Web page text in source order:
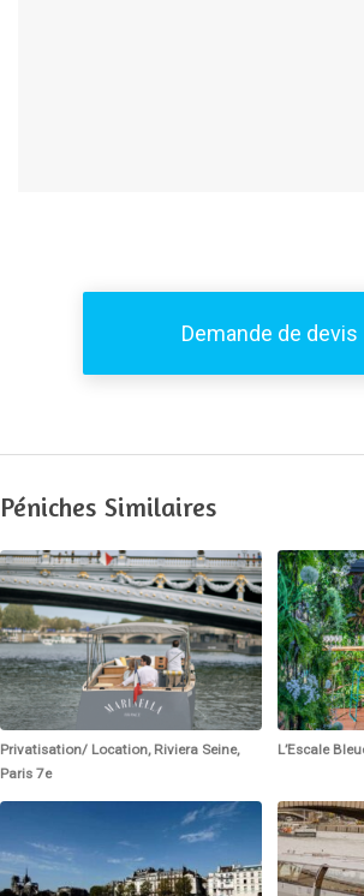
Demande de devis
Péniches Similaires
Privatisation/ Location, Riviera Seine,
Paris 7e
L’Escale